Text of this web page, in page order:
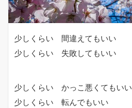
少しくらい 間違えてもいい
少しくらい 失敗してもいい
少しくらい かっこ悪くてもいい
少しくらい 転んでもいい